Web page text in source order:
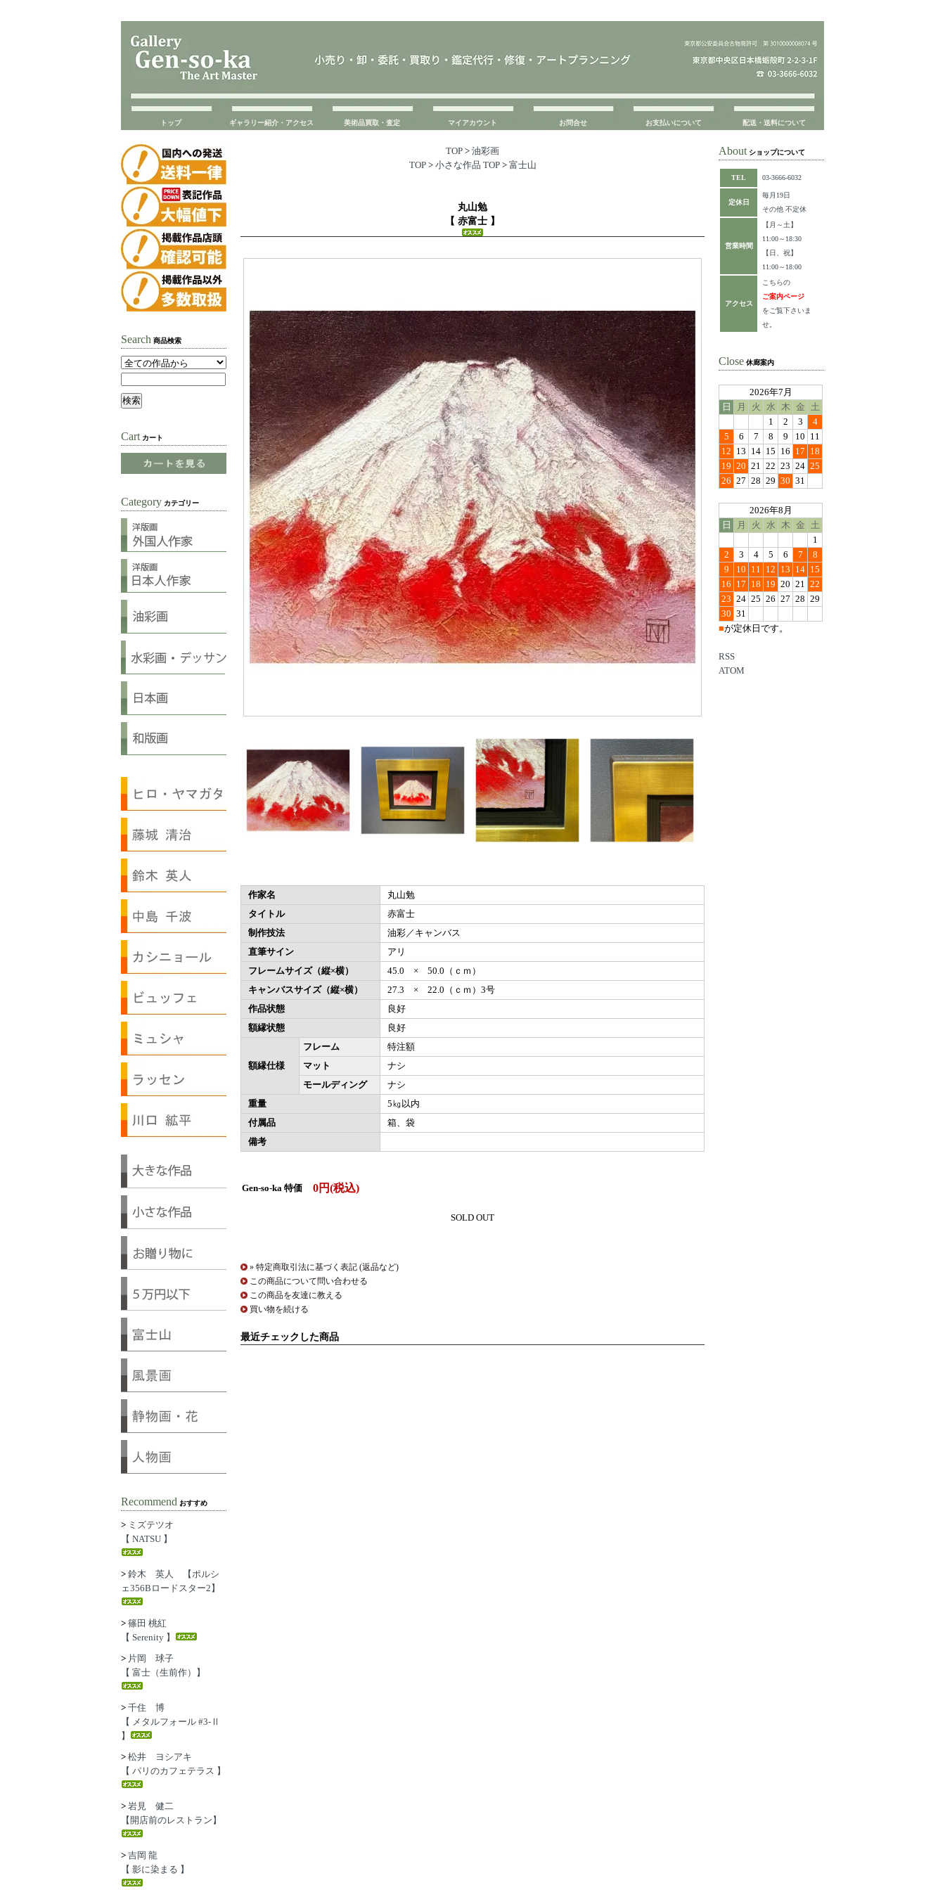
トップ ギャラリー紹介・アクセス 美術品買取・査定 マイアカウント お問合せ お支払いについて 配送・送料について
TOP > 油彩画
TOP > 小さな作品 TOP > 富士山
丸山勉
【 赤富士 】
作家名
丸山勉
タイトル
赤富士
制作技法
油彩／キャンバス
直筆サイン
アリ
フレームサイズ（縦×横）
45.0 × 50.0（ｃｍ）
キャンバスサイズ（縦×横）
27.3 × 22.0（ｃｍ）3号
作品状態
良好
額縁状態
良好
額縁仕様
フレーム
特注額
マット
ナシ
モールディング
ナシ
重量
5㎏以内
付属品
箱、袋
備考
Gen-so-ka 特価 0円(税込)
SOLD OUT
» 特定商取引法に基づく表記 (返品など)
この商品について問い合わせる
この商品を友達に教える
買い物を続ける
最近チェックした商品
Search 商品検索
Cart カート
Category カテゴリー
Recommend おすすめ
> ミズテツオ
【 NATSU 】
> 鈴木 英人 【ポルシ
ェ356Bロードスター2】
> 篠田 桃紅
【 Serenity 】
> 片岡 球子
【 富士（生前作）】
> 千住 博
【 メタルフォール #3-Ⅱ
】
> 松井 ヨシアキ
【 パリのカフェテラス 】
> 岩見 健二
【開店前のレストラン】
> 吉岡 龍
【 影に染まる 】
About ショップについて
TEL 03-3666-6032
定休日
毎月19日
その他 不定休
営業時間
【月～土】
11:00～18:30
【日、祝】
11:00～18:00
アクセス
こちらの
ご案内ページ
をご覧下さいま
せ。
Close 休廊案内
2026年7月
日
月 火 水 木 金
土
1
2 3
4
5
6 7 8 9 10 11
12 13 14 15 16 17 18
19 20 21 22 23 24 25
26 27 28 29 30 31
2026年8月
日
月 火 水 木 金
土
1
2
3 4 5 6 7
8
9
10 11 12 13 14 15
16 17 18 19 20 21 22
23 24 25 26 27 28 29
30 31
■が定休日です。
RSS
ATOM